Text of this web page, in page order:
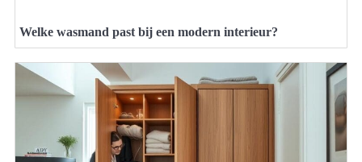
Welke wasmand past bij een modern interieur?